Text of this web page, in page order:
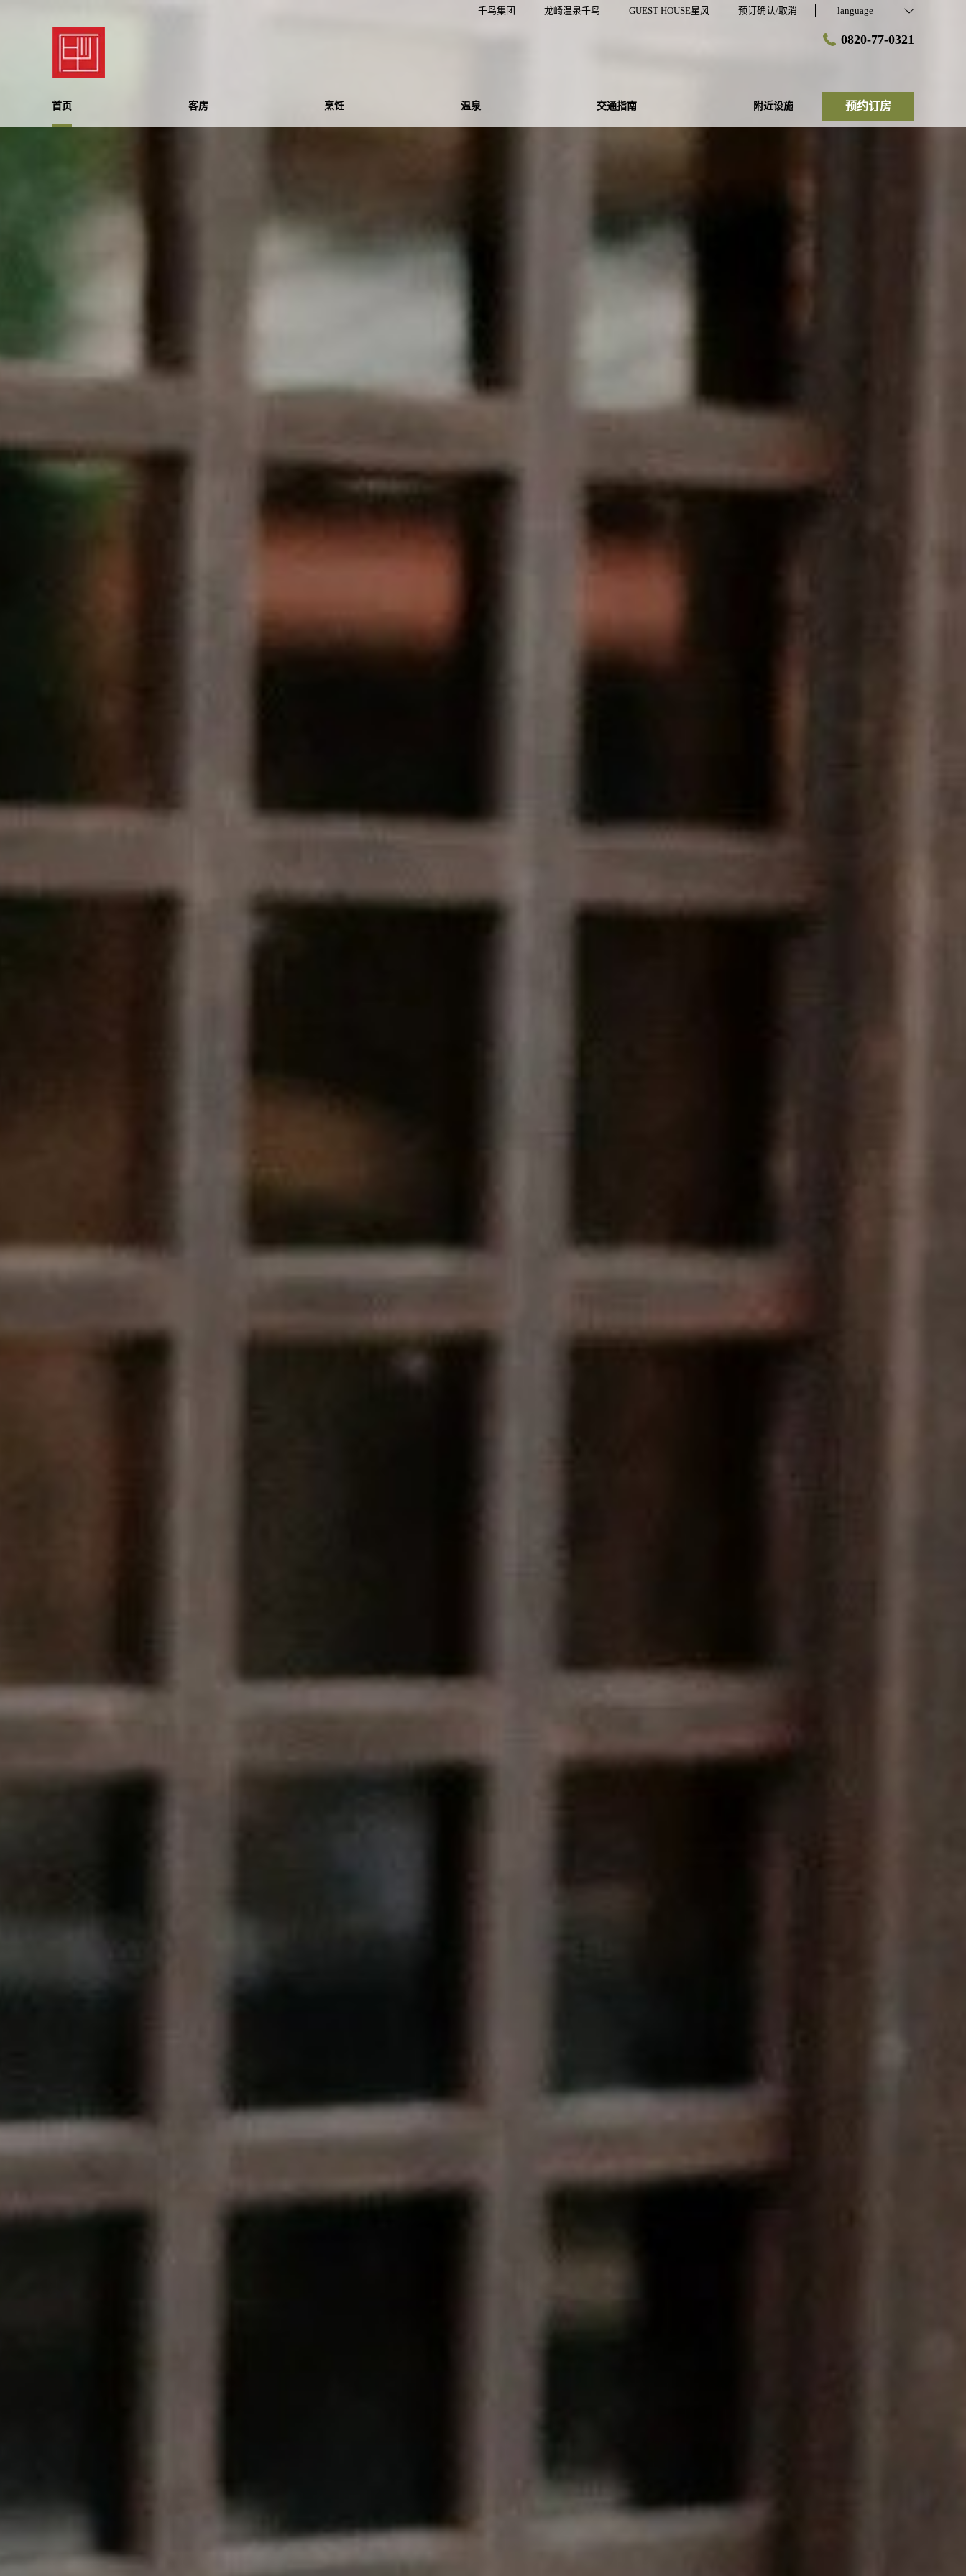
千鸟集团 龙崎温泉千鸟 GUEST HOUSE星风 预订确认/取消 language
0820-77-0321
首页 客房 烹饪 温泉 交通指南 附近设施 预约订房